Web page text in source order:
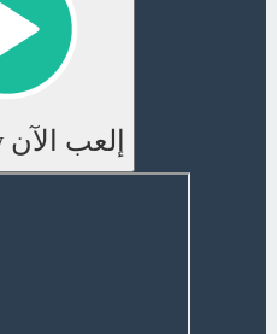
إلعب الآن Play Now